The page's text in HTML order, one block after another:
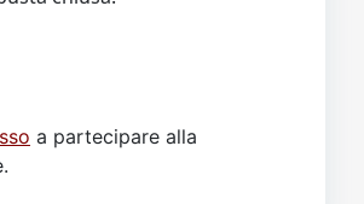
a partecipare alla